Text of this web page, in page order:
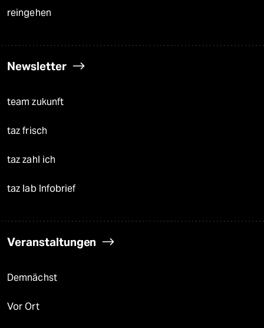
reingehen
Newsletter
team zukunft
taz frisch
taz zahl ich
taz lab Infobrief
Veranstaltungen
Demnächst
Vor Ort